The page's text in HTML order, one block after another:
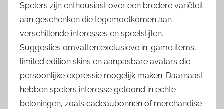
Spelers zijn enthousiast over een bredere variëteit
aan geschenken die tegemoetkomen aan
verschillende interesses en speelstijlen.
Suggesties omvatten exclusieve in-game items,
limited edition skins en aanpasbare avatars die
persoonlijke expressie mogelijk maken. Daarnaast
hebben spelers interesse getoond in echte
beloningen, zoals cadeaubonnen of merchandise